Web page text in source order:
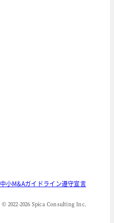
中小M&Aガイドライン遵守宣言
© 2022-2026 Spica Consulting Inc.